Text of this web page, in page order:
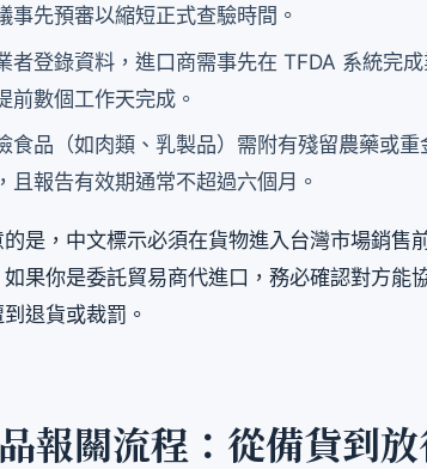
事先預審以縮短正式查驗時間。
者登錄資料，進口商需事先在 TFDA 系統完
前數個工作天完成。
食品（如肉類、乳製品）需附有殘留農藥或
且報告有效期通常不超過六個月。
是，中文標示必須在貨物進入台灣市場銷售
果你是委託貿易商代進口，務必確認對方能
退貨或裁罰。
報關流程：從備貨到